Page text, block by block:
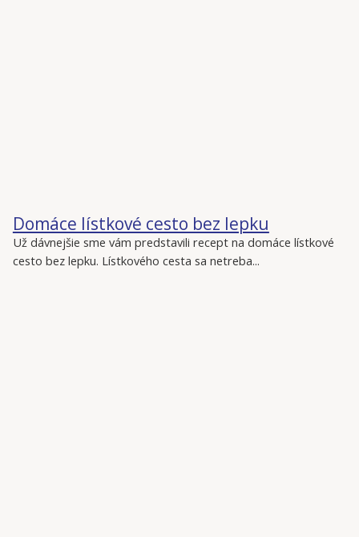
Domáce lístkové cesto bez lepku
Už dávnejšie sme vám predstavili recept na domáce lístkové
cesto bez lepku. Lístkového cesta sa netreba...